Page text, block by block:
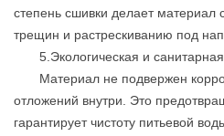
степень сшивки делает материал
трещин и растрескиванию под
5.Экологическая и санитарная
Материал не подвержен
отложений внутри. Это
гарантирует чистоту питьевой